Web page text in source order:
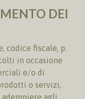
DEI
codice fiscale, p.
in occasione
e/o di
o servizi,
agli